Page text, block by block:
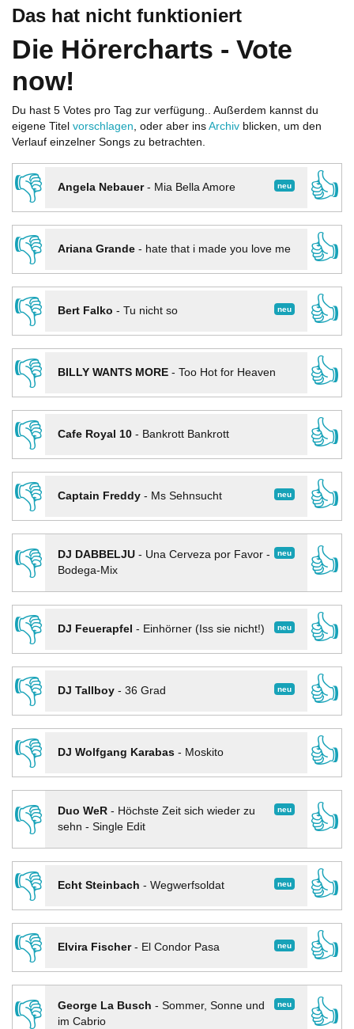
Das hat nicht funktioniert
Die Hörercharts - Vote
now!
Du hast 5 Votes pro Tag zur verfügung.. Außerdem kannst du
eigene Titel vorschlagen, oder aber ins Archiv blicken, um den
Verlauf einzelner Songs zu betrachten.
👎 neu
Angela Nebauer- Mia Bella Amore
👍
👎
Ariana Grande- hate that i made you love me
👍
👎
neu
Bert Falko - Tu nicht so
👍
👎
BILLY WANTS MORE- Too Hot for Heaven
👍
👎
Cafe Royal 10- Bankrott Bankrott
👍
👎
neu
Captain Freddy- Ms Sehnsucht
👍
👎
neu
DJ DABBELJU- Una Cerveza por Favor -
Bodega-Mix
👍
👎
neu
DJ Feuerapfel - Einhörner (Iss sie nicht!)
👍
👎
neu
DJ Tallboy- 36 Grad
👍
👎
DJ Wolfgang Karabas- Moskito
👍
👎
neu
Duo WeR- Höchste Zeit sich wieder zu
sehn - Single Edit
👍
👎
neu
Echt Steinbach - Wegwerfsoldat
👍
👎
neu
Elvira Fischer- El Condor Pasa
👍
👎
neu
George La Busch - Sommer, Sonne und
im Cabrio
👍